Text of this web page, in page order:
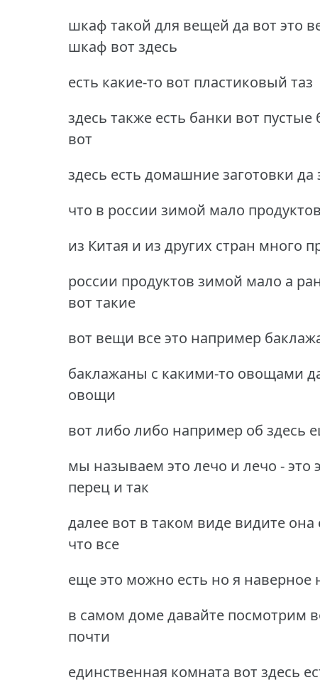
шкаф такой для вещей да вот это
шкаф вот здесь
есть какие-то вот пластиковый таз
здесь также есть банки вот
вот
здесь есть домашние заготовки
что в россии зимой мало
из Китая и из других стран много
россии продуктов зимой мало а
вот такие
вот вещи все это например
баклажаны с какими-то овощами
овощи
вот либо либо например об здесь
мы называем это лечо и лечо -
перец и так
далее вот в таком виде видите
что все
еще это можно есть но я наверное
в самом доме давайте посмотрим
почти
единственная комната вот здесь